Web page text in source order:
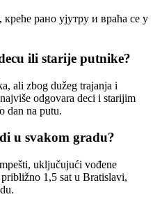
рано ујутру и враћа се у
ili starije putnike?
ali zbog dužeg trajanja i
odgovara deci i starijim
dan na putu.
u svakom gradu?
uključujući vođene
1,5 sat u Bratislavi,